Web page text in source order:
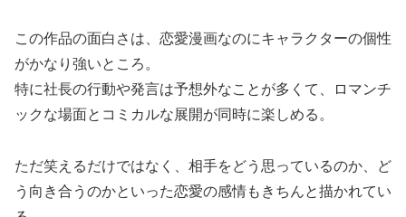
この作品の面白さは、恋愛漫画なのにキャラクターの個性
がかなり強いところ。
特に社長の行動や発言は予想外なことが多くて、ロマンチ
ックな場面とコミカルな展開が同時に楽しめる。
ただ笑えるだけではなく、相手をどう思っているのか、ど
う向き合うのかといった恋愛の感情もきちんと描かれてい